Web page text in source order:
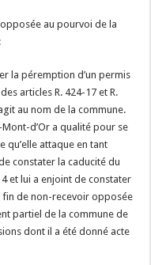
au pourvoi de la
la péremption d’un permis
articles R. 424-17 et R.
au nom de la commune.
d’Or a qualité pour se
qu’elle attaque en tant
constater la caducité du
et lui a enjoint de constater
fin de non-recevoir opposée
partiel de la commune de
dont il a été donné acte